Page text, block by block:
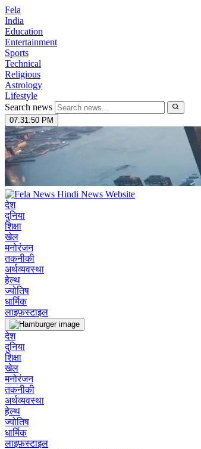
Fela
India
Education
Entertainment
Sports
Technical
Religious
Astrology
Lifestyle
Search news
07:31:51 PM
देश
दुनिया
शिक्षा
खेल
मनोरंजन
तकनीकी
अर्थव्यवस्था
हेल्थ
ज्योतिष
धार्मिक
लाइफ़स्टाइल
देश
दुनिया
शिक्षा
खेल
मनोरंजन
तकनीकी
अर्थव्यवस्था
हेल्थ
ज्योतिष
धार्मिक
लाइफ़स्टाइल